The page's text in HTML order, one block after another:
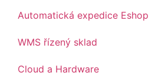
Automatická expedice Eshop
WMS řízený sklad
Cloud a Hardware